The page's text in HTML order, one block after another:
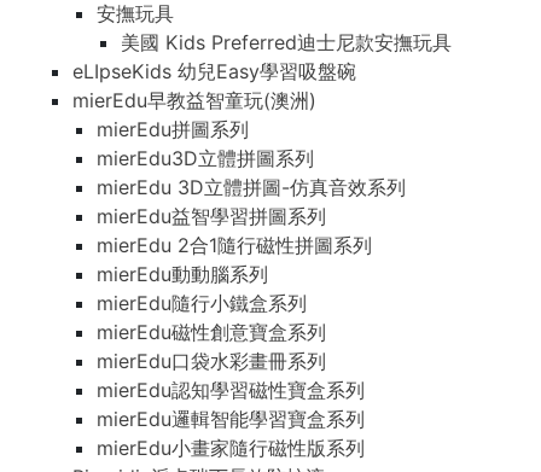
安撫玩具
美國 Kids Preferred迪士尼款安撫玩具
eLIpseKids 幼兒Easy學習吸盤碗
mierEdu早教益智童玩(澳洲)
mierEdu拼圖系列
mierEdu3D立體拼圖系列
mierEdu 3D立體拼圖-仿真音效系列
mierEdu益智學習拼圖系列
mierEdu 2合1隨行磁性拼圖系列
mierEdu動動腦系列
mierEdu隨行小鐵盒系列
mierEdu磁性創意寶盒系列
mierEdu口袋水彩畫冊系列
mierEdu認知學習磁性寶盒系列
mierEdu邏輯智能學習寶盒系列
mierEdu小畫家隨行磁性版系列